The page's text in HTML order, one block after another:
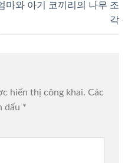
마와 아기 코끼리의 나무 조
각
hiển thị công khai. Các
dấu *